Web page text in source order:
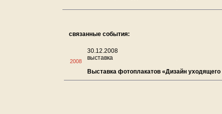
связанные события:
2008
30.12.2008
выставка
Выставка фотоплакатов «Дизайн уходящего